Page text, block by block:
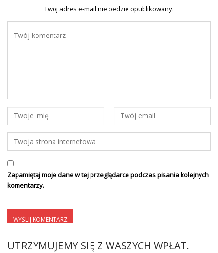
Twoj adres e-mail nie bedzie opublikowany.
Zapamiętaj moje dane w tej przeglądarce podczas pisania kolejnych
komentarzy.
UTRZYMUJEMY SIĘ Z WASZYCH WPŁAT.